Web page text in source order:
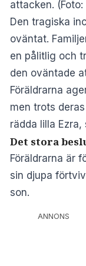
attacken. (Foto:
Den tragiska
oväntat.
en pålitlig och
den oväntade
Föräldrarna
men trots
rädda lilla Ezra,
Det stora
Föräldrarna är
sin djupa
son.
ANNONS